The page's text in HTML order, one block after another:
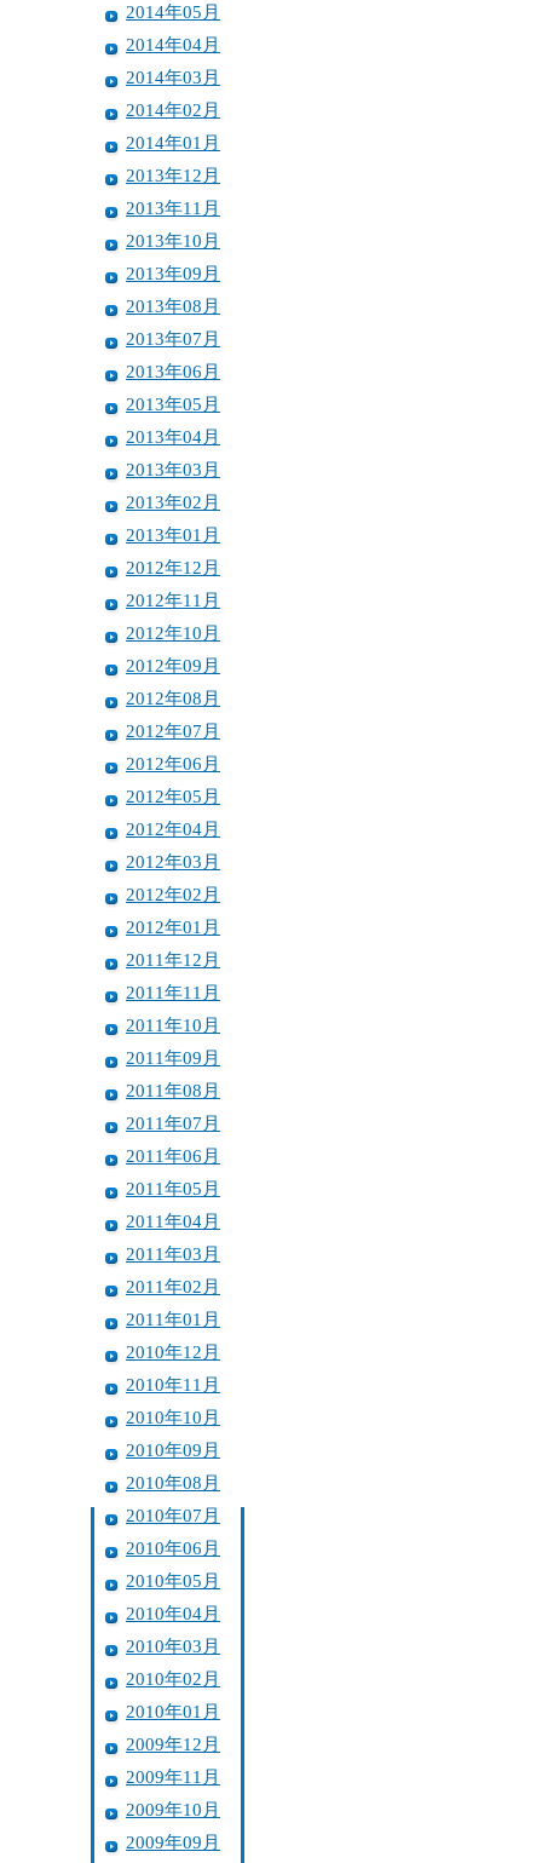
2014年05月
2014年04月
2014年03月
2014年02月
2014年01月
2013年12月
2013年11月
2013年10月
2013年09月
2013年08月
2013年07月
2013年06月
2013年05月
2013年04月
2013年03月
2013年02月
2013年01月
2012年12月
2012年11月
2012年10月
2012年09月
2012年08月
2012年07月
2012年06月
2012年05月
2012年04月
2012年03月
2012年02月
2012年01月
2011年12月
2011年11月
2011年10月
2011年09月
2011年08月
2011年07月
2011年06月
2011年05月
2011年04月
2011年03月
2011年02月
2011年01月
2010年12月
2010年11月
2010年10月
2010年09月
2010年08月
2010年07月
2010年06月
2010年05月
2010年04月
2010年03月
2010年02月
2010年01月
2009年12月
2009年11月
2009年10月
2009年09月